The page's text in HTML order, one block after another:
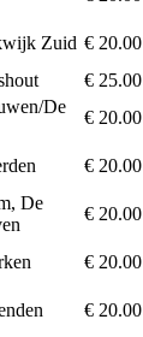
Zuid € 20.00
€ 25.00
De
€ 20.00
€ 20.00
De
€ 20.00
€ 20.00
€ 20.00